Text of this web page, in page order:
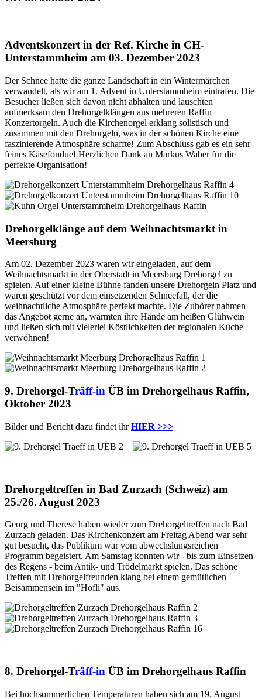
Adventskonzert in der Ref. Kirche in CH-
Unterstammheim am 03. Dezember 2023
Der Schnee hatte die ganze Landschaft in ein Wintermärchen
verwandelt, als wir am 1. Advent in Unterstammheim eintrafen. Die
Besucher ließen sich davon nicht abhalten und lauschten
aufmerksam den Drehorgelklängen aus mehreren Raffin
Konzertorgeln. Auch die Kirchenorgel erklang solistisch und
zusammen mit den Drehorgeln, was in der schönen Kirche eine
faszinierende Atmosphäre schaffte! Zum Abschluss gab es ein sehr
feines Käsefondue! Herzlichen Dank an Markus Waber für die
perfekte Organisation!
Drehorgelklänge auf dem Weihnachtsmarkt in
Meersburg
Am 02. Dezember 2023 waren wir eingeladen, auf dem
Weihnachtsmarkt in der Oberstadt in Meersburg Drehorgel zu
spielen. Auf einer kleine Bühne fanden unsere Drehorgeln Platz und
waren geschützt vor dem einsetzenden Schneefall, der die
weihnachtliche Atmosphäre perfekt machte. Die Zuhörer nahmen
das Angebot gerne an, wärmten ihre Hände am heißen Glühwein
und ließen sich mit vielerlei Köstlichkeiten der regionalen Küche
verwöhnen!
9. Drehorgel-Träff-in ÜB im Drehorgelhaus Raffin,
Oktober 2023
Bilder und Bericht dazu findet ihr HIER >>>
Drehorgeltreffen in Bad Zurzach (Schweiz) am
25./26. August 2023
Georg und Therese haben wieder zum Drehorgeltreffen nach Bad
Zurzach geladen. Das Kirchenkonzert am Freitag Abend war sehr
gut besucht, das Publikum war vom abwechslungsreichen
Programm begeistert. Am Samstag konnten wir - bis zum Einsetzen
des Regens - beim Antik- und Trödelmarkt spielen. Das schöne
Treffen mit Drehorgelfreunden klang bei einem gemütlichen
Beisammensein im "Höfli" aus.
8. Drehorgel-Träff-in ÜB im Drehorgelhaus Raffin
Bei hochsommerlichen Temperaturen haben sich am 19. August